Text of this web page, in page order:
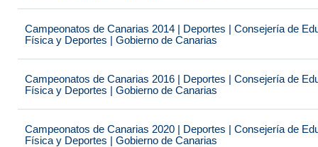
Campeonatos de Canarias 2014 | Deportes | Consejería de
Física y Deportes | Gobierno de Canarias
Campeonatos de Canarias 2016 | Deportes | Consejería de
Física y Deportes | Gobierno de Canarias
Campeonatos de Canarias 2020 | Deportes | Consejería de
Física y Deportes | Gobierno de Canarias